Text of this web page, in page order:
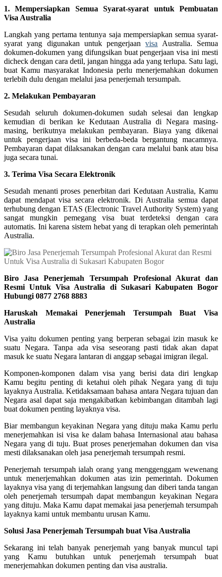
1. Mempersiapkan Semua Syarat-syarat untuk Pembuatan
Visa Australia
Langkah yang pertama tentunya saja mempersiapkan semua syarat-
syarat yang digunakan untuk pengerjaanvisa Australia. Semua
dokumen-dokumen yang difungsikan buat pengerjaan visa ini mesti
dicheck dengan cara detil, jangan hingga ada yang terlupa. Satu lagi,
buat Kamu masyarakat Indonesia perlu menerjemahkan dokumen
terlebih dulu dengan melalui jasa penerjemah tersumpah.
2. Melakukan Pembayaran
Sesudah seluruh dokumen-dokumen sudah selesai dan lengkap
kemudian di berikan ke Kedutaan Australia di Negara masing-
masing, berikutnya melakukan pembayaran. Biaya yang dikenai
untuk pengerjaan visa ini berbeda-beda bergantung macamnya.
Pembayaran dapat dilaksanakan dengan cara melalui bank atau bisa
juga secara tunai.
3. Terima Visa Secara Elektronik
Sesudah menanti proses penerbitan dari Kedutaan Australia, Kamu
dapat mendapat visa secara elektronik. Di Australia semua dapat
terhubung dengan ETAS (Electronic Travel Authority System) yang
sangat mungkin pemegang visa buat terdeteksi dengan cara
automatis. Ini karena sistem hebat yang di terapkan oleh pemerintah
Australia.
Biro Jasa Penerjemah Tersumpah Profesional Akurat dan
Resmi Untuk Visa Australia di Sukasari Kabupaten Bogor
Hubungi 0877 2768 8883
Haruskah Memakai Penerjemah Tersumpah Buat Visa
Australia
Visa yaitu dokumen penting yang berperan sebagai izin masuk ke
suatu Negara. Tanpa ada visa seseorang pasti tidak akan dapat
masuk ke suatu Negara lantaran di anggap sebagai imigran ilegal.
Komponen-komponen dalam visa yang berisi data diri lengkap
Kamu begitu penting di ketahui oleh pihak Negara yang di tuju
layaknya Australia. Ketidaksamaan bahasa antara Negara tujuan dan
Negara asal dapat saja mengakibatkan kebimbangan ditambah lagi
buat dokumen penting layaknya visa.
Biar membangun keyakinan Negara yang dituju maka Kamu perlu
menerjemahkan isi visa ke dalam bahasa Internasional atau bahasa
Negara yang di tuju. Buat proses penerjemahan dokumen dan visa
mesti dilaksanakan oleh jasa penerjemah tersumpah resmi.
Penerjemah tersumpah ialah orang yang menggenggam wewenang
untuk menerjemahkan dokumen atas izin pemerintah. Dokumen
layaknya visa yang di terjemahkan langsung dan diberi tanda tangan
oleh penerjemah tersumpah dapat membangun keyakinan Negara
yang dituju. Maka Kamu dapat memakai jasa penerjemah tersumpah
layaknya kami untuk membantu urusan Kamu.
Solusi Jasa Penerjemah Tersumpah buat Visa Australia
Sekarang ini telah banyak penerjemah yang banyak muncul tapi
yang Kamu butuhkan untuk penerjemah tersumpah buat
menerjemahkan dokumen penting dan visa australia.